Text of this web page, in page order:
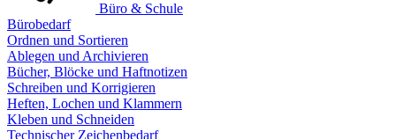
Büro & Schule
Bürobedarf
Ordnen und Sortieren
Ablegen und Archivieren
Bücher, Blöcke und Haftnotizen
Schreiben und Korrigieren
Heften, Lochen und Klammern
Kleben und Schneiden
Technischer Zeichenbedarf